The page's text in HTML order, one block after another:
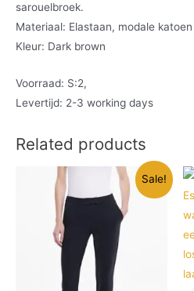
sarouelbroek.
Materiaal: Elastaan, modale katoen
Kleur: Dark brown
Voorraad: S:2,
Levertijd: 2-3 working days
Related products
Sale!